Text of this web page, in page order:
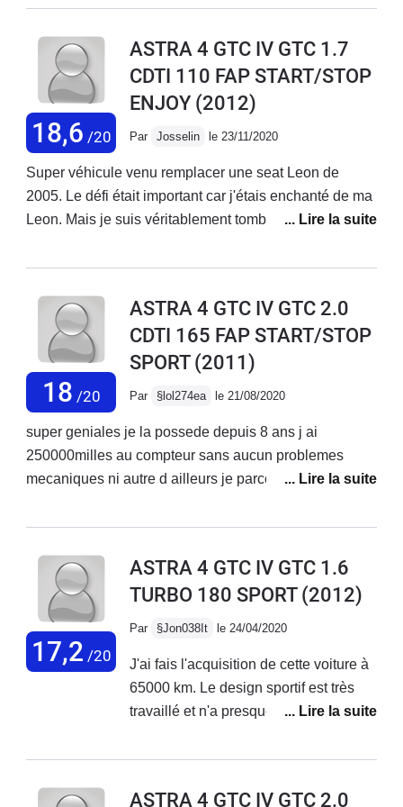
problème mécanique à part le changement des
je devait lui trouver deux défauts je dirait le poids et les
angles morts.
18,6 /20
ASTRA 4 GTC IV GTC 1.7
CDTI 110 FAP START/STOP
ENJOY (2012)
Par Josselin le 23/11/2020
Super véhicule venu remplacer une seat Leon de
2005. Le défi était important car j'étais enchanté de ma
Leon. Mais je suis véritablement tombé sous le charme
très bonne. Elle n'a rien a envié à une audi A3 d'année
déjà...Seul hic, c'est peut être bien la fragilité de sa
peinture.Etant commercial, avec une Clio 4 la semaine,
c'était toujours un régal de la retrouver le vendredi soir
pour 2 jours.
18 /20
ASTRA 4 GTC IV GTC 2.0
CDTI 165 FAP START/STOP
SPORT(2011)
Par §lol274ea le 21/08/2020
super geniales je la possede depuis 8 ans j ai
250000milles au compteur sans aucun problemes
mecaniques ni autre d ailleurs je parcours 100km par
est correct sauf si on joue un peu avec mais normale
faible l eclairages la nuit et le confort sur grand trajet un
peu raide pour un vieux comme moi mdr
17,2 /20
ASTRA 4 GTC IV GTC 1.6
TURBO 180 SPORT(2012)
Par §Jon038It le 24/04/2020
J'ai fais l'acquisition de cette voiture à
65000 km. Le design sportif est très
travaillé et n'a presque rien à voir avec
sont géantes et couplé avec la faible
ASTRA 4 GTC IV GTC 2.0